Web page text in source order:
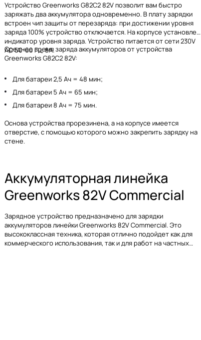
Устройство Greenworks G82C2 82V позволит вам быстро
заряжать два аккумулятора одновременно. В плату зарядки
встроен чип защиты от перезаряда: при достижении уровня
заряда 100% устройство отключается. На корпусе установлен
индикатор уровня заряда. Устройство питается от сети 230V
AC 50-60 Гц, 8А.
Среднее время заряда аккумуляторов от устройства
Greenworks G82C2 82V:
Для батареи 2,5 Ач = 48 мин;
Для батареи 5 Ач = 65 мин;
Для батареи 8 Ач = 75 мин.
Основа устройства прорезинена, а на корпусе имеется
отверстие, с помощью которого можно закрепить зарядку на
стене.
Аккумуляторная линейка
Greenworks 82V Commercial
Зарядное устройство предназначено для зарядки
аккумуляторов линейки Greenworks 82V Commercial. Это
высококлассная техника, которая отлично подойдет как для
коммерческого использования, так и для работ на частных